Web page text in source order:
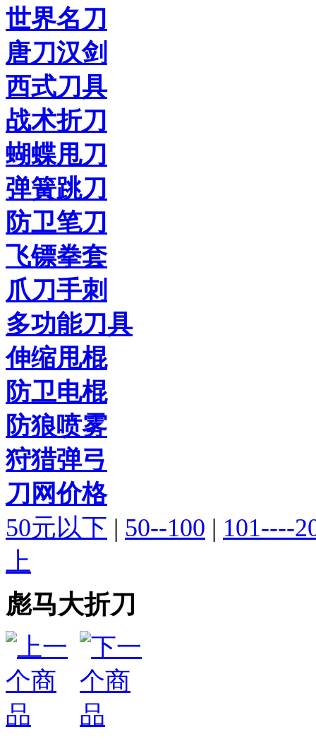
世界名刀
唐刀汉剑
西式刀具
战术折刀
蝴蝶甩刀
弹簧跳刀
防卫笔刀
飞镖拳套
爪刀手刺
多功能刀具
伸缩甩棍
防卫电棍
防狼喷雾
狩猎弹弓
刀网价格
50元以下 | 50--100 | 101----
上
彪马大折刀